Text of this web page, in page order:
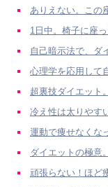
ありえない。この
1日中。椅子に座
自己暗示法で、ダ
心理学を応用して
超裏技ダイエット
冷え性は太りやす
運動で痩せなくな
ダイエットの極意
頑張らない！ほど